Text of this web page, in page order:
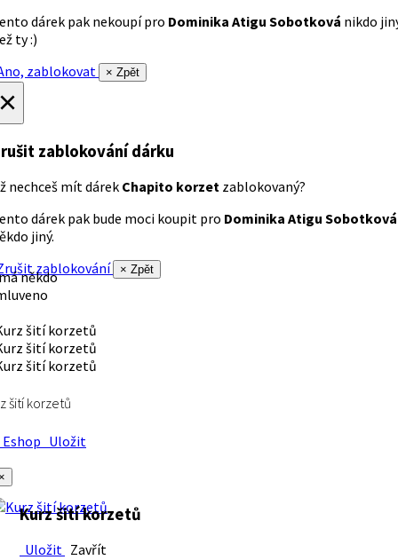
dárek pak nekoupí pro Dominika Atigu Sobotková nikdo
ty :)
zablokovat
× Zpět
zablokování dárku
nechceš mít dárek Chapito korzet zablokovaný?
dárek pak bude moci koupit pro Dominika Atigu Sobotková
jiný.
zablokování
× Zpět
někdo
šití korzetů
Uložit
Kurz šití korzetů
Uložit Zavřít